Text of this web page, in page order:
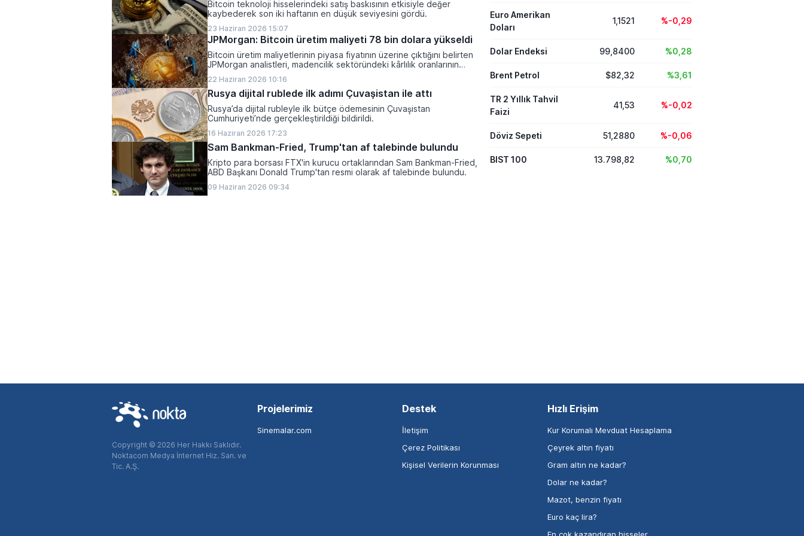
Bitcoin teknoloji hisselerindeki satış baskısının etkisiyle değer
kaybederek son iki haftanın en düşük seviyesini gördü.
23 Haziran 2026 15:07
JPMorgan: Bitcoin üretim maliyeti 78 bin dolara yükseldi
Bitcoin üretim maliyetlerinin piyasa fiyatının üzerine çıktığını belirten
JPMorgan analistleri, madencilik sektöründeki kârlılık oranlarının
22 Haziran 2026 10:16
Rusya dijital rublede ilk adımı Çuvaşistan ile attı
Rusya’da dijital rubleyle ilk bütçe ödemesinin Çuvaşistan
Cumhuriyeti’nde gerçekleştirildiği bildirildi.
16 Haziran 2026 17:23
Sam Bankman-Fried, Trump'tan af talebinde bulundu
Kripto para borsası FTX'in kurucu ortaklarından Sam Bankman-Fried,
ABD Başkanı Donald Trump'tan resmi olarak af talebinde bulundu.
09 Haziran 2026 09:34
Euro Amerikan
Doları
1,1521 %-0,29
Dolar Endeksi 99,8400 %0,28
Brent Petrol $82,32 %3,61
TR 2 Yıllık Tahvil
Faizi
41,53 %-0,02
Döviz Sepeti 51,2880 %-0,06
BIST 100 13.798,82 %0,70
Copyright © 2026 Her Hakkı Saklıdır.
Noktacom Medya İnternet Hiz. San. ve
Tic. A.Ş.
Projelerimiz
Sinemalar.com
Destek
İletişim
Çerez Politikası
Kişisel Verilerin Korunması
Hızlı Erişim
Kur Korumalı Mevduat Hesaplama
Çeyrek altın fiyatı
Gram altın ne kadar?
Dolar ne kadar?
Mazot, benzin fiyatı
Euro kaç lira?